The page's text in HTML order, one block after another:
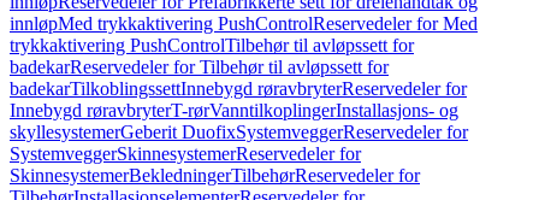
innløpMed trykkaktivering PushControlReservedeler for Med
trykkaktivering PushControlTilbehør til avløpssett for
badekarReservedeler for Tilbehør til avløpssett for
badekarTilkoblingssettInnebygd røravbryterReservedeler for
Innebygd røravbryterT-rørVanntilkoplingerInstallasjons- og
skyllesystemerGeberit DuofixSystemveggerReservedeler for
SystemveggerSkinnesystemerReservedeler for
SkinnesystemerBekledningerTilbehørReservedeler for